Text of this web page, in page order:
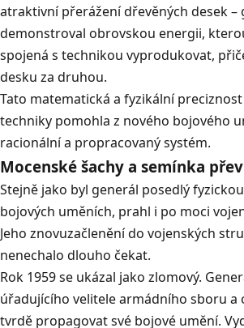
atraktivní přerážení dřevěných desek –
demonstroval obrovskou energii,
spojená s technikou vyprodukovat,
desku za druhou.
Tato matematická a fyzikální
techniky pomohla z nového bojového
racionální a propracovaný systém.
Mocenské šachy a semínka
Stejně jako byl generál posedlý
bojových uměních, prahl i po moci
Jeho znovuzačlenění do vojenských
nenechalo dlouho čekat.
Rok 1959 se ukázal jako zlomový.
úřadujícího velitele armádního sboru a
tvrdě propagovat své bojové umění.